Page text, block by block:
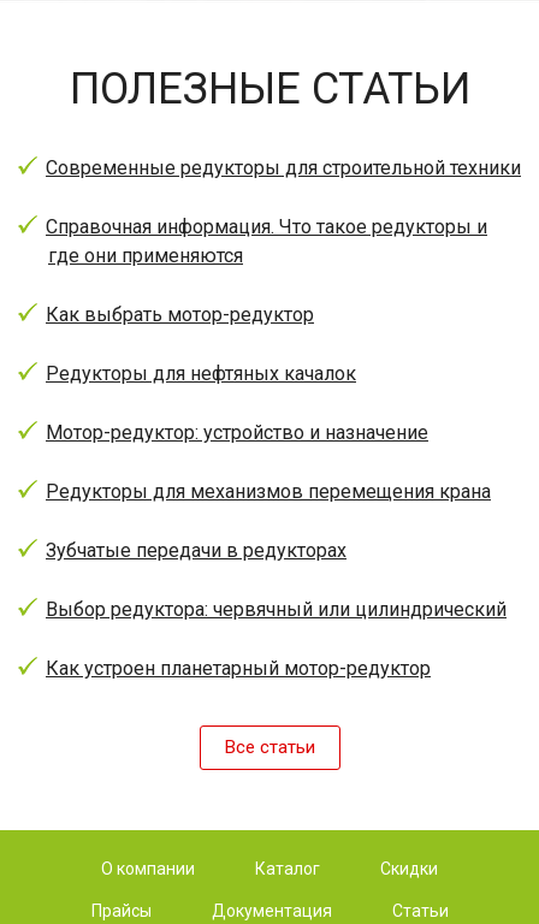
ПОЛЕЗНЫЕ СТАТЬИ
Современные редукторы для строительной техники
Справочная информация. Что такое редукторы и
где они применяются
Как выбрать мотор-редуктор
Редукторы для нефтяных качалок
Мотор-редуктор: устройство и назначение
Редукторы для механизмов перемещения крана
Зубчатые передачи в редукторах
Выбор редуктора: червячный или цилиндрический
Как устроен планетарный мотор-редуктор
Все статьи
О компании Каталог Скидки
Прайсы Документация Статьи